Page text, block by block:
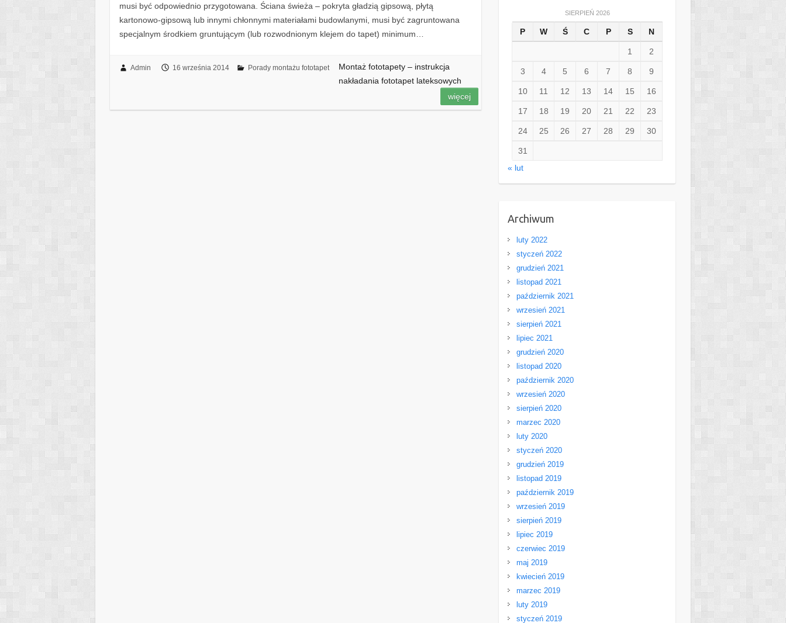
musi być odpowiednio przygotowana. Ściana świeża – pokryta gładzią gipsową, płytą
kartonowo-gipsową lub innymi chłonnymi materiałami budowlanymi, musi być zagruntowana
specjalnym środkiem gruntującym (lub rozwodnionym klejem do tapet) minimum…
Admin 16 września 2014 Porady montażu fototapet
Montaż fototapety – instrukcja
nakładania fototapet lateksowych
więcej
SIERPIEŃ 2026
P W Ś C P S N
1 2
3 4 5 6 7 8 9
10 11 12 13 14 15 16
17 18 19 20 21 22 23
24 25 26 27 28 29 30
31
« lut
Archiwum
luty 2022
styczeń 2022
grudzień 2021
listopad 2021
październik 2021
wrzesień 2021
sierpień 2021
lipiec 2021
grudzień 2020
listopad 2020
październik 2020
wrzesień 2020
sierpień 2020
marzec 2020
luty 2020
styczeń 2020
grudzień 2019
listopad 2019
październik 2019
wrzesień 2019
sierpień 2019
lipiec 2019
czerwiec 2019
maj 2019
kwiecień 2019
marzec 2019
luty 2019
styczeń 2019